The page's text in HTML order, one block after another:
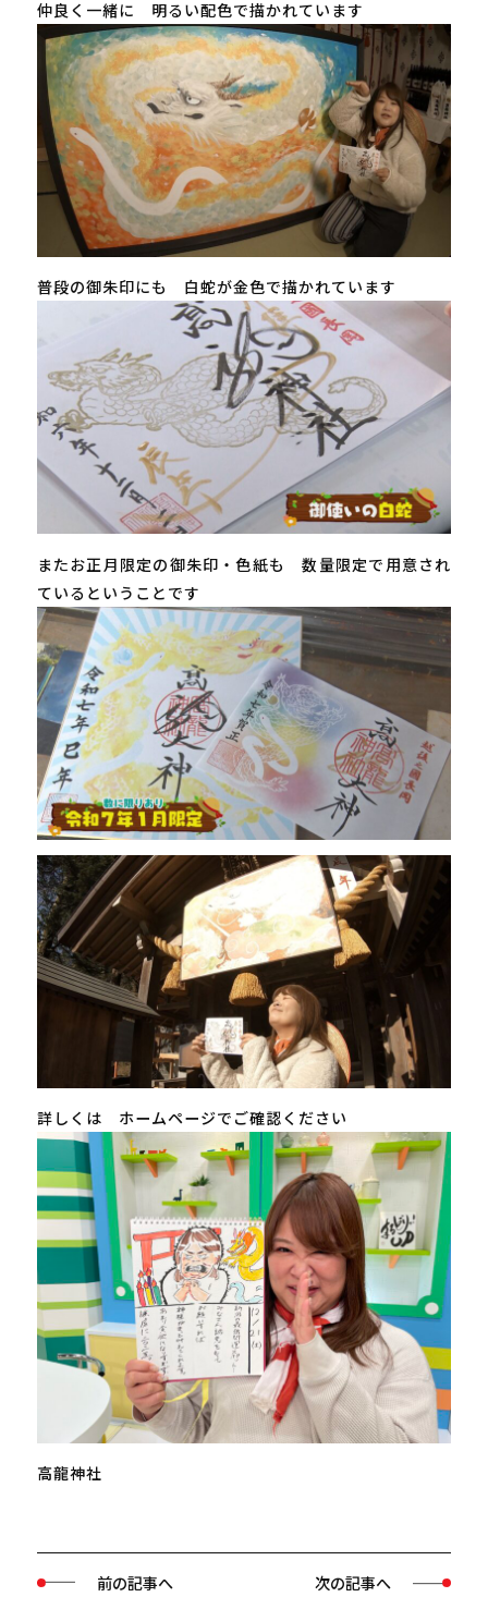
仲良く一緒に 明るい配色で描かれています
普段の御朱印にも 白蛇が金色で描かれています
またお正月限定の御朱印・色紙も 数量限定で用意され
ているということです
詳しくは ホームページでご確認ください
高龍神社
前の記事へ 次の記事へ